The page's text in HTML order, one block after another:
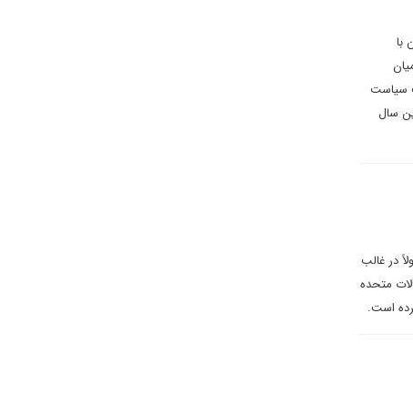
با
سیاست
سال
در غالب
متحده
است.